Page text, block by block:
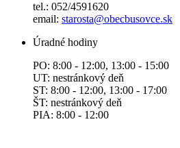
tel.: 052/4591620
email: starosta@obecbusovce.sk
Úradné hodiny
PO: 8:00 - 12:00, 13:00 - 15:00
UT: nestránkový deň
ST: 8:00 - 12:00, 13:00 - 17:00
ŠT: nestránkový deň
PIA: 8:00 - 12:00